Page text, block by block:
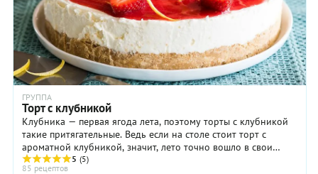
ГРУППА
Торт с клубникой
Клубника — первая ягода лета, поэтому торты с клубникой
такие притягательные. Ведь если на столе стоит торт с
ароматной клубникой, значит, лето точно вошло в свои
права. Клубнику можно ...
5 (5)
85 рецептов